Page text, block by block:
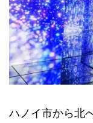
ハノイ市から北